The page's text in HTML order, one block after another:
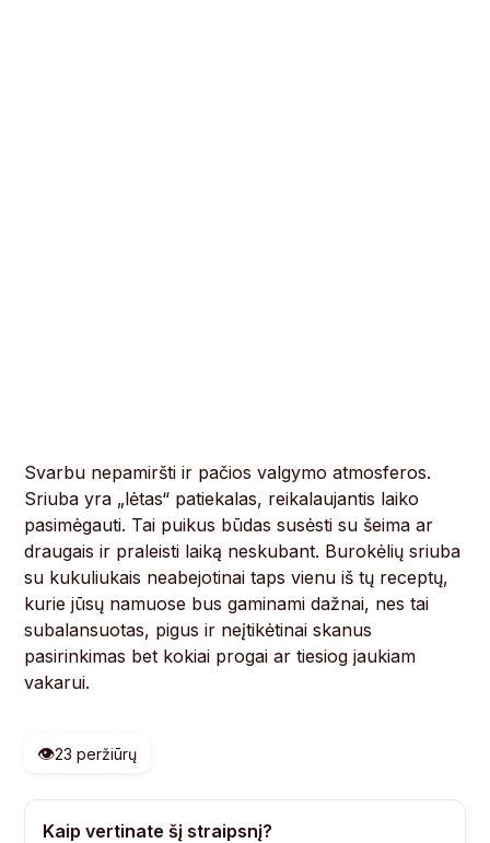
Svarbu nepamiršti ir pačios valgymo atmosferos.
Sriuba yra „lėtas“ patiekalas, reikalaujantis laiko
pasimėgauti. Tai puikus būdas susėsti su šeima ar
draugais ir praleisti laiką neskubant. Burokėlių sriuba
su kukuliukais neabejotinai taps vienu iš tų receptų,
kurie jūsų namuose bus gaminami dažnai, nes tai
subalansuotas, pigus ir neįtikėtinai skanus
pasirinkimas bet kokiai progai ar tiesiog jaukiam
vakarui.
👁️23 peržiūrų
Kaip vertinate šį straipsnį?